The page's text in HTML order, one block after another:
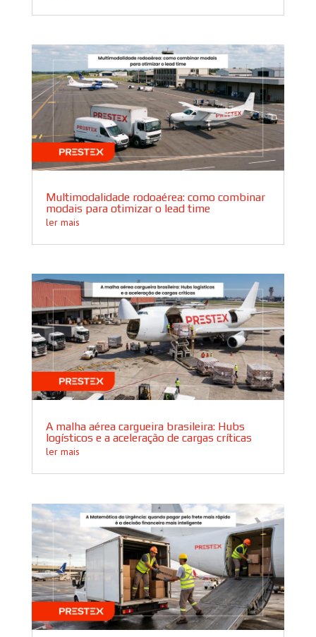
Multimodalidade rodoaérea: como combinar
modais para otimizar o lead time
ler mais
A malha aérea cargueira brasileira: Hubs
logísticos e a aceleração de cargas críticas
ler mais